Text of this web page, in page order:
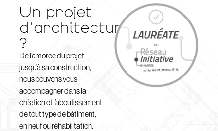
Un projet
d'architecture
?
De l’amorce du projet
jusqu’à sa construction,
nous pouvons vous
accompagner dans la
création et l’aboutissement
de tout type de bâtiment,
en neuf ou réhabilitation.